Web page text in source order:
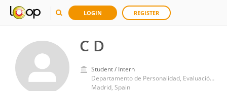
LOGIN REGISTER
C D
Student / Intern
Departamento de Personalidad, Evaluación y Psicología Clínica, Facultad de Psicología, Universidad Complutense de Madrid
Madrid, Spain